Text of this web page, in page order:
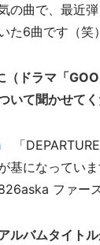
の曲で、最近
た6曲です（笑
（ドラマ「
いて聞かせてく
「DEPARTURE
基になってい
ファー
ルバムタイト